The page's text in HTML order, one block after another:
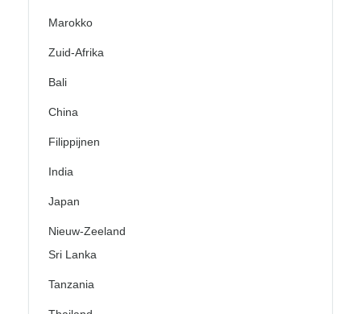
Marokko
Zuid-Afrika
Bali
China
Filippijnen
India
Japan
Nieuw-Zeeland
Sri Lanka
Tanzania